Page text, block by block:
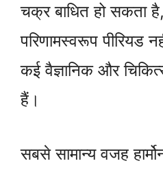
चक्र बाधित हो सकता
परिणामस्वरूप
कई वैज्ञानिक और
हैं।
सबसे सामान्य वजह